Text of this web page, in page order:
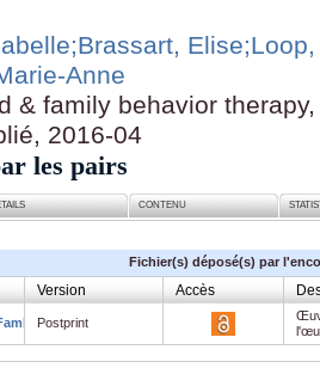
;Brassart, Elise
Anne
& family behavior
2016-04
les pairs
CONTENU
Fichier(s) déposé(s) par
Version Accès
Postprint